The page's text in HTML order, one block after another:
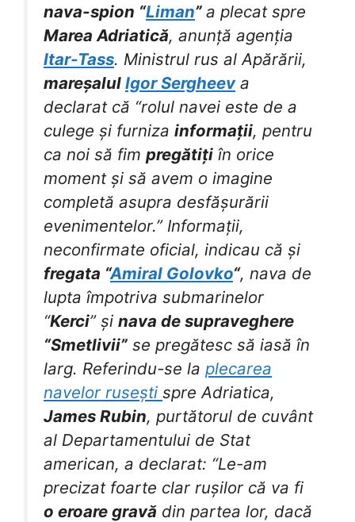
nava-spion “Liman” a plecat spre
Marea Adriatică, anunță agenția
Itar-Tass. Ministrul rus al Apărării,
mareșalul Igor Sergheeva
declarat că “rolul navei este de a
culege și furniza informații, pentru
ca noi să fim pregătiți în orice
moment și să avem o imagine
completă asupra desfășurării
evenimentelor.” Informații,
neconfirmate oficial, indicau că și
fregata “Amiral Golovko“, nava de
lupta împotriva submarinelor
“Kerci” și nava de supraveghere
“Smetlivii” se pregătesc să iasă în
larg. Referindu-se la plecarea
navelor rusești spre Adriatica,
James Rubin, purtătorul de cuvânt
al Departamentului de Stat
american, a declarat: “Le-am
precizat foarte clar rușilor că va fi
o eroare gravă din partea lor, dacă